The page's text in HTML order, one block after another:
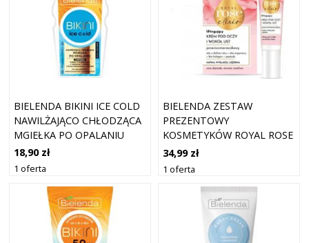
BIELENDA BIKINI ICE COLD
NAWILŻAJĄCO CHŁODZĄCA
MGIEŁKA PO OPALANIU
150ML
18,90 zł
1 oferta
BIELENDA ZESTAW
PREZENTOWY
KOSMETYKÓW ROYAL ROSE
ELIXIR KREM + KREM P.
OCZY
34,99 zł
1 oferta